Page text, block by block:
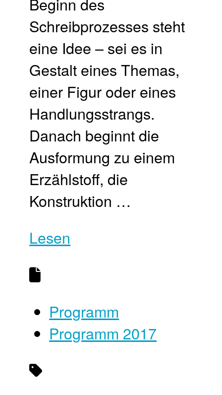
Schreibprozesses steht
eine Idee – sei es in
Gestalt eines Themas,
einer Figur oder eines
Handlungsstrangs.
Danach beginnt die
Ausformung zu einem
Erzählstoff, die
Konstruktion …
Lesen
Programm
Programm 2017